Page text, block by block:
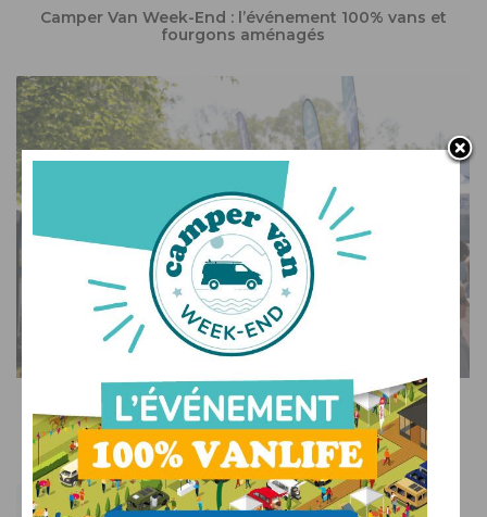
Camper Van Week-End : l’événement 100% vans et
fourgons aménagés
SUR LE WEB
Voyage, musique et océan : venez découvrir et
célébrer la vanlife en Bretagne !